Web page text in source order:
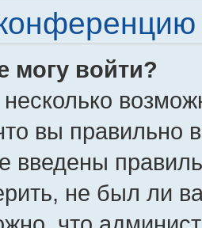
могу войти?
вы правильно
введены
не был ли